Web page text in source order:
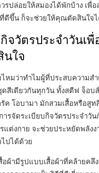
รปล่อยให้สมองได้พักบ้าง เพื่อ
ดีขึ้น ก็จะช่วยให้คุณตัดสินใจ
จวัตรประจำวันเ
นใจ
หมว่าทำไมผู้ที่ประสบความส
สีเดียวกันทุกวัน ทั้งสตีฟ จ็อบ
รัค โอบามา มักสวมเสื้อหรือสูท
ารจัดระเบียบกิจวัตรประจำวัน
แต่งกาย จะช่วยประหยัดพลัง
อกไปได้ด้วย
อผ้ามีรูปแบบเสื้อผ้าที่คล้ายคลึ